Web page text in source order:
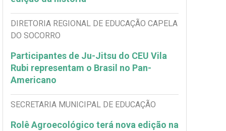
DIRETORIA REGIONAL DE EDUCAÇÃO CAPELA
DO SOCORRO
Participantes de Ju-Jitsu do CEU Vila
Rubi representam o Brasil no Pan-
Americano
SECRETARIA MUNICIPAL DE EDUCAÇÃO
Rolê Agroecológico terá nova edição na